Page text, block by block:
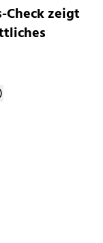
Check zeigt